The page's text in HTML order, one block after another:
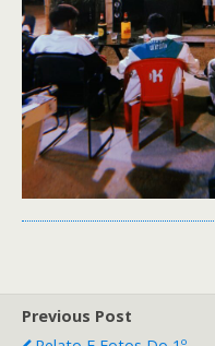
Previous Post